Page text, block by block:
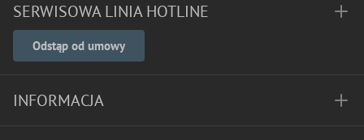
SERWISOWA LINIA HOTLINE
Odstąp od umowy
INFORMACJA